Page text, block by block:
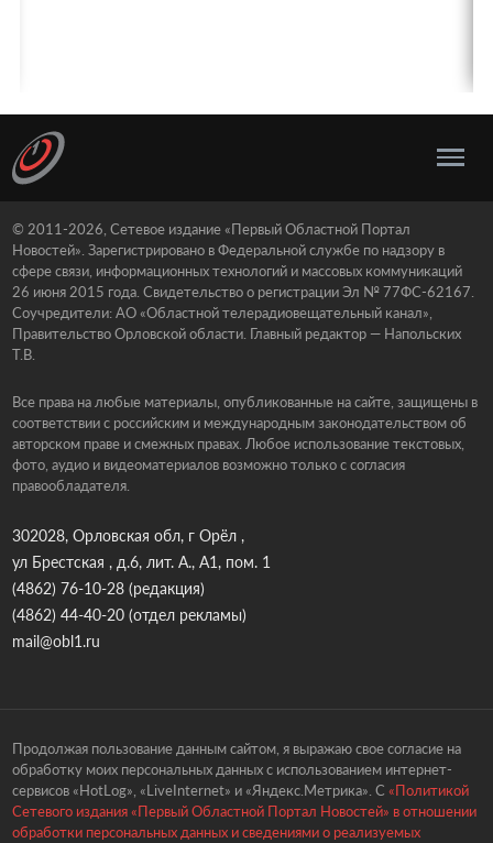
© 2011-2026, Сетевое издание «Первый Областной Портал
Новостей». Зарегистрировано в Федеральной службе по надзору в
сфере связи, информационных технологий и массовых коммуникаций
26 июня 2015 года. Свидетельство о регистрации Эл № 77ФС-62167.
Соучредители: АО «Областной телерадиовещательный канал»,
Правительство Орловской области. Главный редактор — Напольских
Т.В.
Все права на любые материалы, опубликованные на сайте, защищены в
соответствии с российским и международным законодательством об
авторском праве и смежных правах. Любое использование текстовых,
фото, аудио и видеоматериалов возможно только с согласия
правообладателя.
302028, Орловская обл, г Орёл ,
ул Брестская , д.6, лит. А., А1, пом. 1
(4862) 76-10-28(редакция)
(4862) 44-40-20(отдел рекламы)
mail@obl1.ru
Продолжая пользование данным сайтом, я выражаю свое согласие на
обработку моих персональных данных с использованием интернет-
сервисов «HotLog», «LiveInternet» и «Яндекс.Метрика». С «Политикой
Сетевого издания «Первый Областной Портал Новостей» в отношении
обработки персональных данных и сведениями о реализуемых